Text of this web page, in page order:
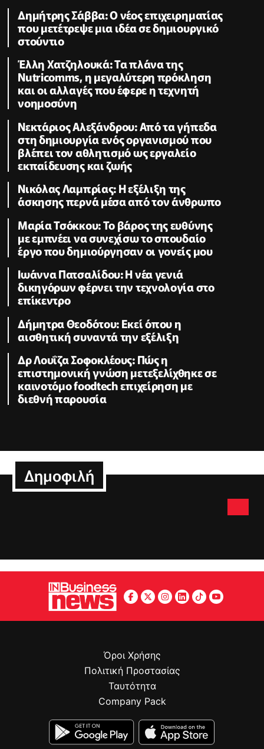
Δημήτρης Σάββα: Ο νέος επιχειρηματίας
που μετέτρεψε μια ιδέα σε δημιουργικό
στούντιο
Έλλη Χατζηλουκά: Τα πλάνα της
Nutricomms, η μεγαλύτερη πρόκληση
και οι αλλαγές που έφερε η τεχνητή
νοημοσύνη
Νεκτάριος Αλεξάνδρου: Από τα γήπεδα
στη δημιουργία ενός οργανισμού που
βλέπει τον αθλητισμό ως εργαλείο
εκπαίδευσης και ζωής
Νικόλας Λαμπρίας: Η εξέλιξη της
άσκησης περνά μέσα από τον άνθρωπο
Μαρία Τσόκκου: Το βάρος της ευθύνης
με εμπνέει να συνεχίσω το σπουδαίο
έργο που δημιούργησαν οι γονείς μου
Ιωάννα Πατσαλίδου: Η νέα γενιά
δικηγόρων φέρνει την τεχνολογία στο
επίκεντρο
Δήμητρα Θεοδότου: Εκεί όπου η
αισθητική συναντά την εξέλιξη
Δρ Λουΐζα Σοφοκλέους: Πώς η
επιστημονική γνώση μετεξελίχθηκε σε
καινοτόμο foodtech επιχείρηση με
διεθνή παρουσία
Δημοφιλή
Όροι Χρήσης
Πολιτική Προστασίας
Ταυτότητα
Company Pack